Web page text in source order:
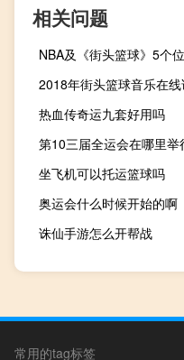
相关问题
NBA及《街头篮球》5个
2018年街头篮球音乐在
热血传奇运九套好用吗
第10三届全运会在哪里举
坐飞机可以托运篮球吗
奥运会什么时候开始的啊
诛仙手游怎么开帮战
常用的tag标签